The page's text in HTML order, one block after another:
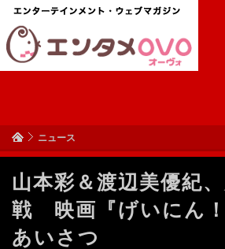
ニュース
山本彩＆渡辺美優紀
戦 映画『げいにん
あいさつ